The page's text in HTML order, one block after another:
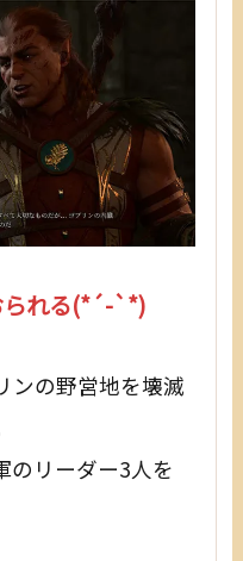
られる(*´-`*)
ンの野営地を壊滅
のリーダー3人を